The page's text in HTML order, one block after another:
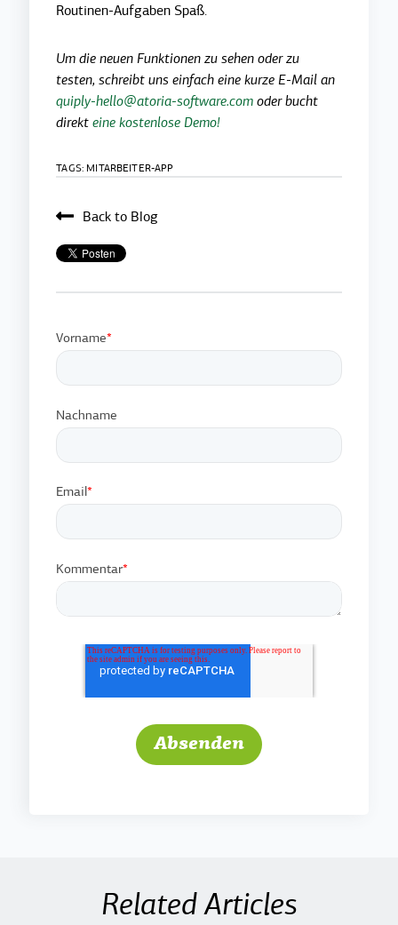
Routinen-Aufgaben Spaß.
Um die neuen Funktionen zu sehen oder zu
testen, schreibt uns einfach eine kurze E-Mail an
quiply-hello@atoria-software.comoder bucht
direkteine kostenlose Demo!
TAGS: MITARBEITER-APP
Back to Blog
Vorname*
Nachname
Email*
Kommentar*
Related Articles